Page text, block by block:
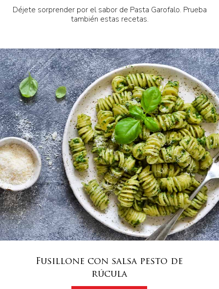
Déjete sorprender por el sabor de Pasta Garofalo. Prueba
también estas recetas.
Fusillone con salsa pesto de
rúcula